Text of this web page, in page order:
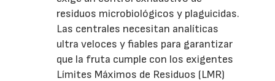
residuos microbiológicos y plaguicidas.
Las centrales necesitan analíticas
ultra veloces y fiables para garantizar
que la fruta cumple con los exigentes
Límites Máximos de Residuos (LMR)